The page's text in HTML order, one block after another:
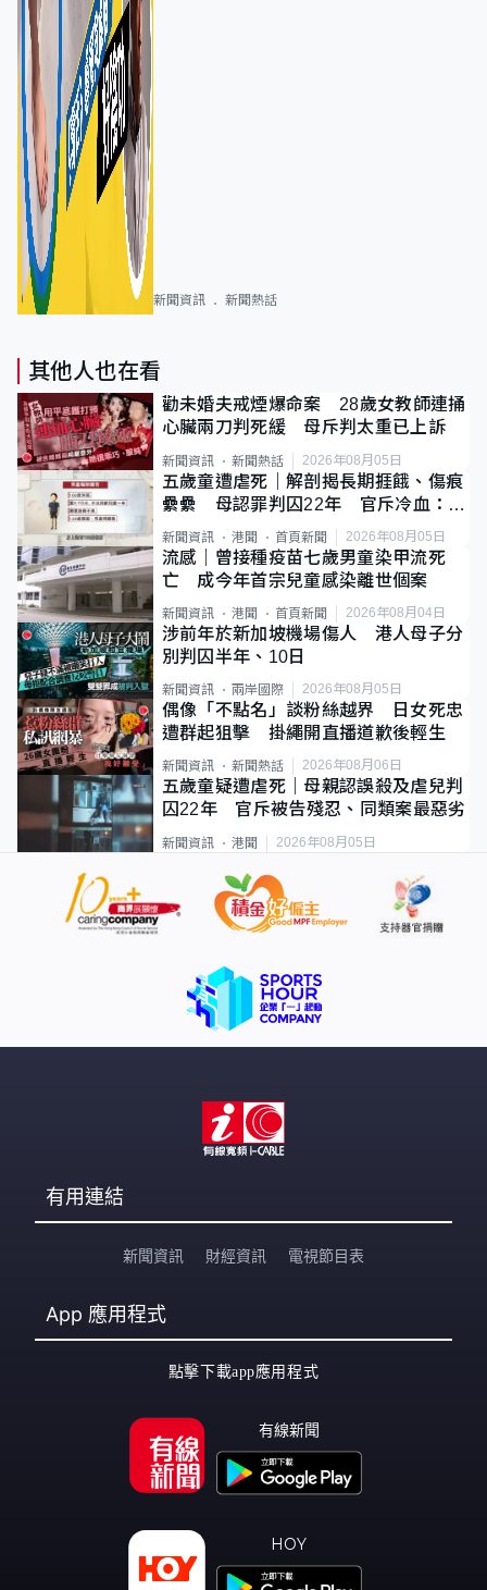
新聞資訊 新聞熱話
其他人也在看
勸未婚夫戒煙爆命案 28歲女教師連捅
心臟兩刀判死緩 母斥判太重已上訴
新聞資訊 新聞熱話 2026年08月05日
五歲童遭虐死｜解剖揭長期捱餓、傷痕
纍纍 母認罪判囚22年 官斥冷血：同
類案最惡劣
新聞資訊 港聞 首頁新聞 2026年08月05日
流感｜曾接種疫苗七歲男童染甲流死
亡 成今年首宗兒童感染離世個案
新聞資訊 港聞 首頁新聞 2026年08月04日
涉前年於新加坡機場傷人 港人母子分
別判囚半年、10日
新聞資訊 兩岸國際 2026年08月05日
偶像「不點名」談粉絲越界 日女死忠
遭群起狙擊 掛繩開直播道歉後輕生
新聞資訊 新聞熱話 2026年08月06日
五歲童疑遭虐死｜母親認誤殺及虐兒判
囚22年 官斥被告殘忍、同類案最惡劣
新聞資訊 港聞 2026年08月05日
有用連結
新聞資訊 財經資訊 電視節目表
App 應用程式
點擊下載app應用程式
有線新聞
HOY